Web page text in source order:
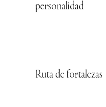
personalidad
Ruta de fortalezas